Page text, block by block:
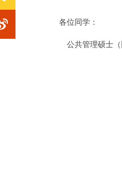
各位同学：
公共管理硕士